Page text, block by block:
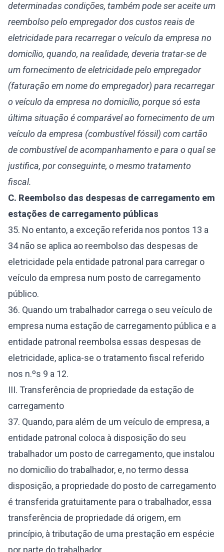
determinadas condições, também pode ser aceite um
reembolso pelo empregador dos custos reais de
eletricidade para recarregar o veículo da empresa no
domicílio, quando, na realidade, deveria tratar-se de
um fornecimento de eletricidade pelo empregador
(faturação em nome do empregador) para recarregar
o veículo da empresa no domicílio, porque só esta
última situação é comparável ao fornecimento de um
veículo da empresa (combustível fóssil) com cartão
de combustível de acompanhamento e para o qual se
justifica, por conseguinte, o mesmo tratamento
fiscal.
C. Reembolso das despesas de carregamento em
estações de carregamento públicas
35. No entanto, a exceção referida nos pontos 13 a
34 não se aplica ao reembolso das despesas de
eletricidade pela entidade patronal para carregar o
veículo da empresa num posto de carregamento
público.
36. Quando um trabalhador carrega o seu veículo de
empresa numa estação de carregamento pública e a
entidade patronal reembolsa essas despesas de
eletricidade, aplica-se o tratamento fiscal referido
nos n.ºs 9 a 12.
III. Transferência de propriedade da estação de
carregamento
37. Quando, para além de um veículo de empresa, a
entidade patronal coloca à disposição do seu
trabalhador um posto de carregamento, que instalou
no domicílio do trabalhador, e, no termo dessa
disposição, a propriedade do posto de carregamento
é transferida gratuitamente para o trabalhador, essa
transferência de propriedade dá origem, em
princípio, à tributação de uma prestação em espécie
por parte do trabalhador.